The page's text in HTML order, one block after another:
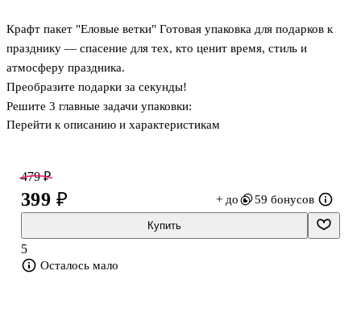
Крафт пакет "Еловые ветки" Готовая упаковка для подарков к
празднику — спасение для тех, кто ценит время, стиль и
атмосферу праздника.
Преобразите подарки за секунды!
Решите 3 главные задачи упаковки:
Сэкономите время: Не нужно мучиться с бумагой и скотчем.
по-праздничному.
Подчеркнете заботу: Эко-упаковка показывает ваше внимание к
деталям и окружающей среде.
Идеально для корпоративных подарков, сладких сюрпризов для
детей и новогодних ярмарок. Создайте magic новогодней сказки
Перейти к описанию и характеристикам
479 ₽
399 ₽ + до 59 бонусов
Купить
5
Осталось мало